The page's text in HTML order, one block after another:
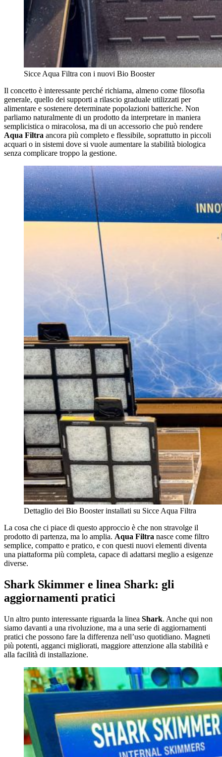
Sicce Aqua Filtra con i nuovi Bio Booster
Il concetto è interessante perché richiama, almeno come filosofia
generale, quello dei supporti a rilascio graduale utilizzati per
alimentare e sostenere determinate popolazioni batteriche. Non
parliamo naturalmente di un prodotto da interpretare in maniera
semplicistica o miracolosa, ma di un accessorio che può rendere
Aqua Filtra ancora più completo e flessibile, soprattutto in piccoli
acquari o in sistemi dove si vuole aumentare la stabilità biologica
senza complicare troppo la gestione.
Dettaglio dei Bio Booster installati su Sicce Aqua Filtra
La cosa che ci piace di questo approccio è che non stravolge il
prodotto di partenza, ma lo amplia. Aqua Filtra nasce come filtro
semplice, compatto e pratico, e con questi nuovi elementi diventa
una piattaforma più completa, capace di adattarsi meglio a esigenze
diverse.
Shark Skimmer e linea Shark: gli
aggiornamenti pratici
Un altro punto interessante riguarda la linea Shark. Anche qui non
siamo davanti a una rivoluzione, ma a una serie di aggiornamenti
pratici che possono fare la differenza nell’uso quotidiano. Magneti
più potenti, agganci migliorati, maggiore attenzione alla stabilità e
alla facilità di installazione.